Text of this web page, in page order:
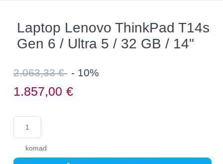
Laptop Lenovo ThinkPad T14s
Gen 6 / Ultra 5 / 32 GB / 14"
2.063,33 € - 10%
1.857,00 €
komad